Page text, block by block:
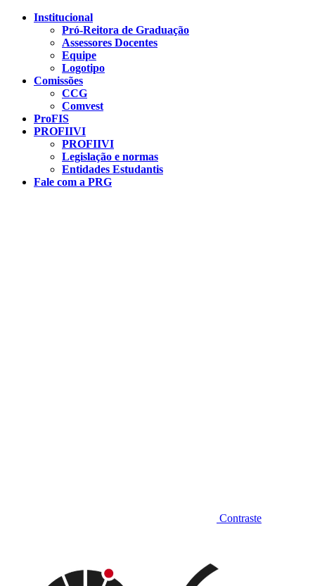
Conteúdo principal
Institucional
Pró-Reitora de Graduação
Assessores Docentes
Equipe
Logotipo
Comissões
CCG
Comvest
ProFIS
PROFIIVI
PROFIIVI
Legislação e normas
Entidades Estudantis
Fale com a PRG
Contraste